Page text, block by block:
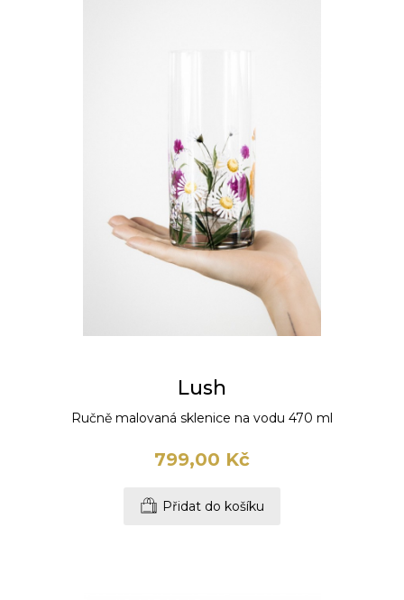
Lush
Ručně malovaná sklenice na vodu 470 ml
799,00 Kč
Přidat do košíku